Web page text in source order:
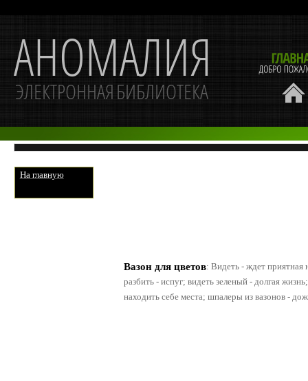
На главную
Вазон для цветов:Видеть - ждет приятная
разбить - испуг; видеть зеленый - долгая
находить себе места; шпалеры из вазонов -